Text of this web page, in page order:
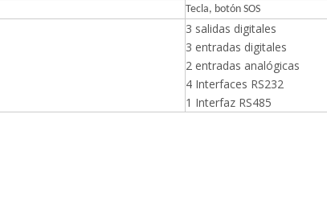
Tecla, botón SOS
3 salidas digitales
3 entradas digitales
2 entradas analógicas
4 Interfaces RS232
1 Interfaz RS485